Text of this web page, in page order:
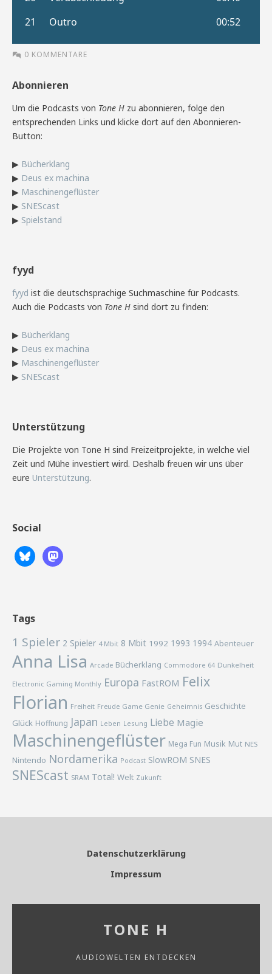
0 KOMMENTARE
Abonnieren
Um die Podcasts von Tone H zu abonnieren, folge den
entsprechenden Links und klicke dort auf den Abonnieren-
Button:
▶ Bücherklang
▶ Deus ex machina
▶ Maschinengeflüster
▶ SNEScast
▶ Spielstand
fyyd
fyyd ist die deutschsprachige Suchmaschine für Podcasts.
Auch die Podcasts von Tone H sind dort zu finden:
▶ Bücherklang
▶ Deus ex machina
▶ Maschinengeflüster
▶ SNEScast
Unterstützung
Die Projekte von Tone H sind Freizeitprojekte, in welche viel
Zeit und Mühe investiert wird. Deshalb freuen wir uns über
eure Unterstützung.
Social
Tags
1 Spieler 2 Spieler 4 Mbit 8 Mbit 1992 1993 1994 Abenteuer
Anna Lisa Arcade Bücherklang Commodore 64 Dunkelheit
Electronic Gaming Monthly Europa FastROM Felix
Florian Freiheit Freude Game Genie Geheimnis Geschichte
Glück Hoffnung Japan Leben Lesung Liebe Magie
Maschinengeflüster Mega Fun Musik Mut NES
Nintendo Nordamerika Podcast SlowROM SNES
SNEScast SRAM Total! Welt Zukunft
Datenschutzerklärung
Impressum
TONE H
AUDIOWELTEN ENTDECKEN